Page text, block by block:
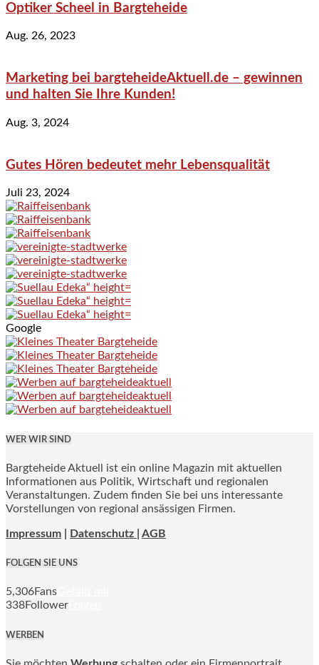
Optiker Scheel in Bargteheide
Aug. 26, 2023
Marketing bei bargteheideAktuell.de – gewinnen
und halten Sie Ihre Kunden!
Aug. 3, 2024
Gutes Hören bedeutet mehr Lebensqualität
Juli 23, 2024
Google
WER WIR SIND
Bargteheide Aktuell ist ein online Magazin mit aktuellen
Informationen aus Politik, Wirtschaft und regionalen
Veranstaltungen. Zudem finden Sie bei uns interessante
Vorstellungen von regional ansässigen Firmen.
Impressum Datenschutz | AGB
FOLGEN SIE UNS
5,306Fans
338Follower
WERBEN